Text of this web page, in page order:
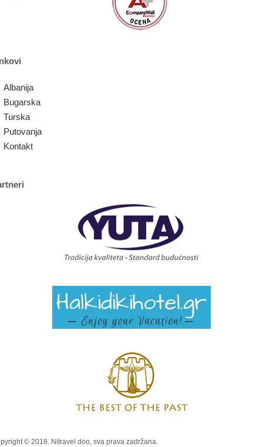
Albanija
Bugarska
Turska
Putovanja
Kontakt
© 2018. Nitravel doo, sva prava zadržana.